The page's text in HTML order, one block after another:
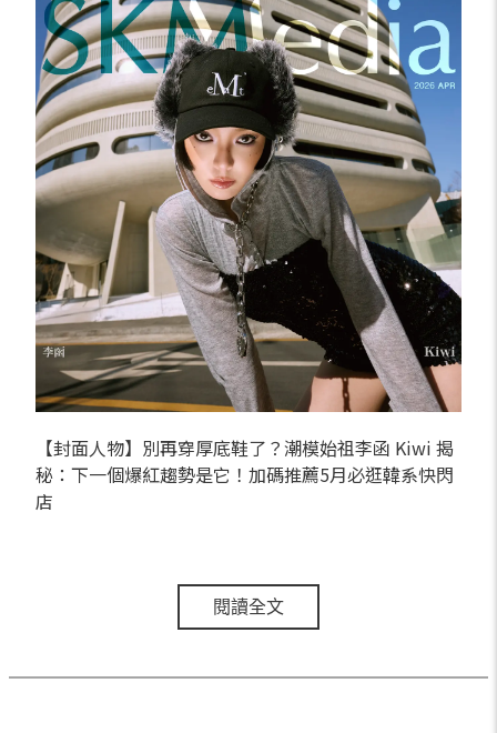
【封面人物】別再穿厚底鞋了？潮模始祖李函 Kiwi 揭
秘：下一個爆紅趨勢是它！加碼推薦5月必逛韓系快閃
店
閱讀全文